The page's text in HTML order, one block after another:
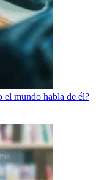
el mundo habla de él?